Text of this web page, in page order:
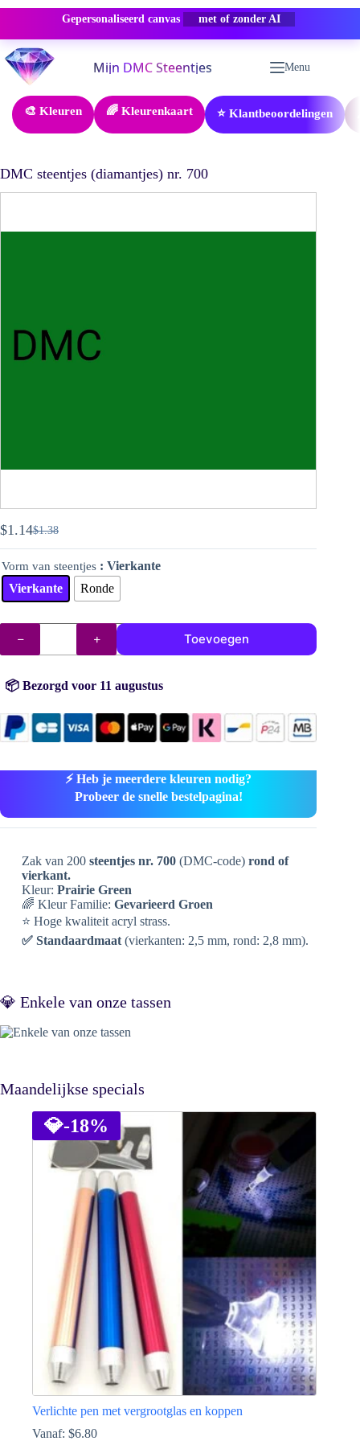
Gepersonaliseerd canvas -50% KORTING
naar
inhoud
Menu
🎨 Kleuren 🌈 Kleurenkaart ⭐ Klantbeoordelingen
DMC steentjes (diamantjes) nr. 700
$1.38
Oorspronkelijke
prijs
was:
$1.38.
$1.14Huidige
prijs
is:
$1.14.
Vorm van steentjes : Vierkante
Vierkante
Ronde
Steentjes
DMC
nr.
aantal
Toevoegen
📦 Bezorgd voor 11 augustus
⚡ Heb je meerdere kleuren nodig?
Probeer de snelle bestelpagina!
Zak van 200 steentjes nr. 700(DMC-code) rond of
vierkant.
Kleur: Prairie Green
🌈 Kleur Familie: Gevarieerd Groen
⭐ Hoge kwaliteit acryl strass.
✅ Standaardmaat(vierkanten: 2,5 mm, rond: 2,8 mm).
💎 Enkele van onze tassen
Maandelijkse specials
💎-18%
Verlichte pen met vergrootglas en koppen
Vanaf: $6.80